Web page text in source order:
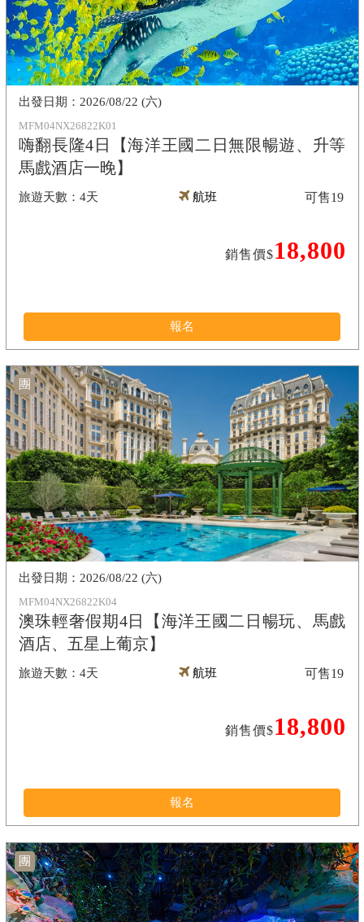
MFM04NX26822K01
嗨翻長隆4日【海洋王國二日無限暢遊、升等
馬戲酒店一晚】
4天
2026/08/22 (六)
航班
銷售價$18,800
可售19
報名
團
MFM04NX26822K04
澳珠輕奢假期4日【海洋王國二日暢玩、馬戲
酒店、五星上葡京】
4天
2026/08/22 (六)
航班
銷售價$18,800
可售19
報名
團